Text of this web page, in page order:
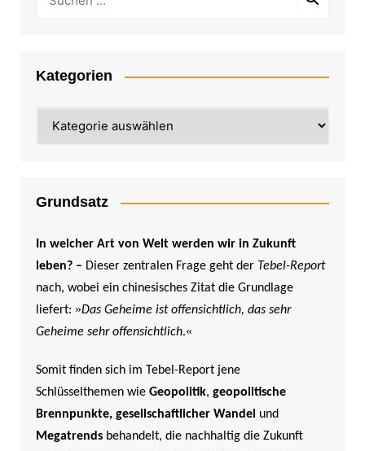
Kategorien
Grundsatz
In welcher Art von Welt werden wir in Zukunft
leben? – Dieser zentralen Frage geht der Tebel-Report
nach, wobei ein chinesisches Zitat die Grundlage
liefert: »Das Geheime ist offensichtlich, das sehr
Geheime sehr offensichtlich.«
Somit finden sich im Tebel-Report jene
Schlüsselthemen wie Geopolitik, geopolitische
Brennpunkte, gesellschaftlicher Wandel und
Megatrendsbehandelt, die nachhaltig die Zukunft